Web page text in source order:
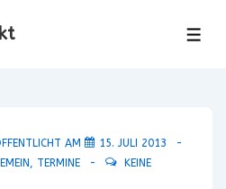
AM
15. JULI 2013
, TERMINE
KEINE